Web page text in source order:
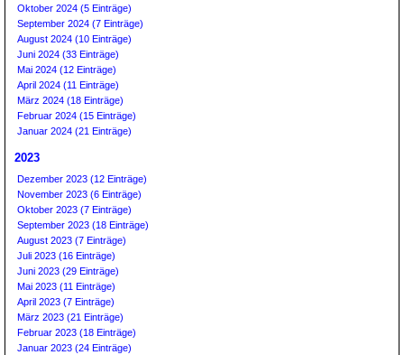
Oktober 2024 (5 Einträge)
September 2024 (7 Einträge)
August 2024 (10 Einträge)
Juni 2024 (33 Einträge)
Mai 2024 (12 Einträge)
April 2024 (11 Einträge)
März 2024 (18 Einträge)
Februar 2024 (15 Einträge)
Januar 2024 (21 Einträge)
2023
Dezember 2023 (12 Einträge)
November 2023 (6 Einträge)
Oktober 2023 (7 Einträge)
September 2023 (18 Einträge)
August 2023 (7 Einträge)
Juli 2023 (16 Einträge)
Juni 2023 (29 Einträge)
Mai 2023 (11 Einträge)
April 2023 (7 Einträge)
März 2023 (21 Einträge)
Februar 2023 (18 Einträge)
Januar 2023 (24 Einträge)